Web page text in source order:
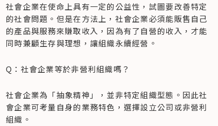
社會企業在使命上具有一定的公益性，試圖要改善特定
的社會問題。但是在方法上，社會企業必須能販售自己
的產品與服務來賺取收入，因為有了自營的收入，才能
同時兼顧生存與理想，讓組織永續經營。
Q：社會企業等於非營利組織嗎？
社會企業為「抽象精神」，並非特定組織型態。因此社
會企業可考量自身的業務特色，選擇設立公司或非營利
組織。